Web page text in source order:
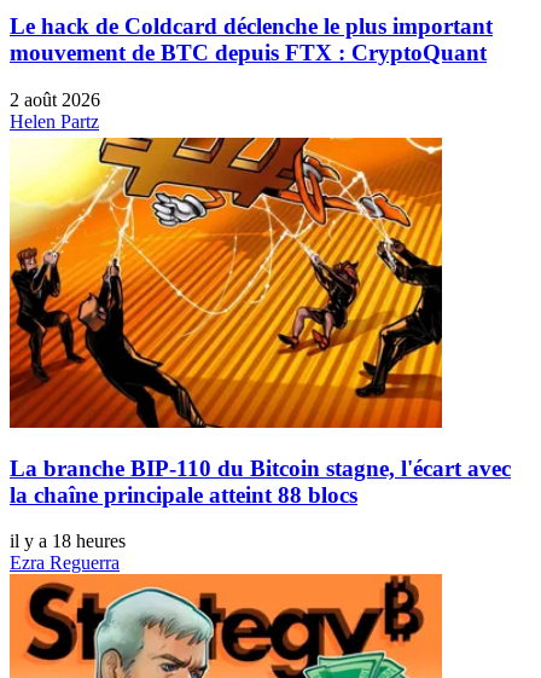
Le hack de Coldcard déclenche le plus important
mouvement de BTC depuis FTX : CryptoQuant
2 août 2026
Helen Partz
La branche BIP-110 du Bitcoin stagne, l'écart avec
la chaîne principale atteint 88 blocs
il y a 18 heures
Ezra Reguerra